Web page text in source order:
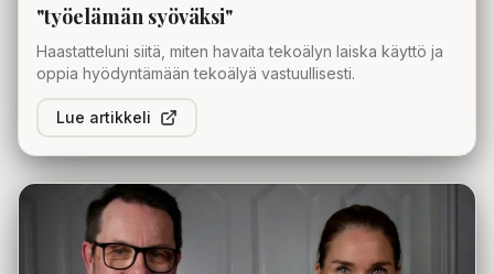
"työelämän syöväksi"
Haastatteluni siitä, miten havaita tekoälyn laiska käyttö ja
oppia hyödyntämään tekoälyä vastuullisesti.
Lue artikkeli